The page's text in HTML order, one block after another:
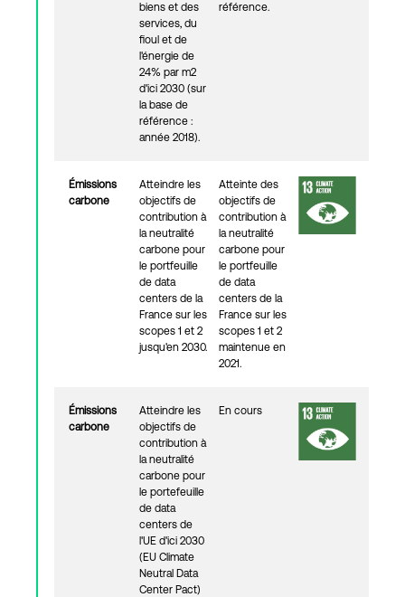
biens et des
services, du
fioul et de
l'énergie de
24% par m2
d'ici 2030 (sur
la base de
référence :
année 2018).
référence.
Émissions
carbone
Atteindre les
objectifs de
contribution à
la neutralité
carbone pour
le portfeuille
de data
centers de la
France sur les
scopes 1 et 2
jusqu'en 2030.
Atteinte des
objectifs de
contribution à
la neutralité
carbone pour
le portfeuille
de data
centers de la
France sur les
scopes 1 et 2
maintenue en
2021.
Émissions
carbone
Atteindre les
objectifs de
contribution à
la neutralité
carbone pour
le portefeuille
de data
centers de
l'UE d'ici 2030
(EU Climate
Neutral Data
Center Pact)
En cours